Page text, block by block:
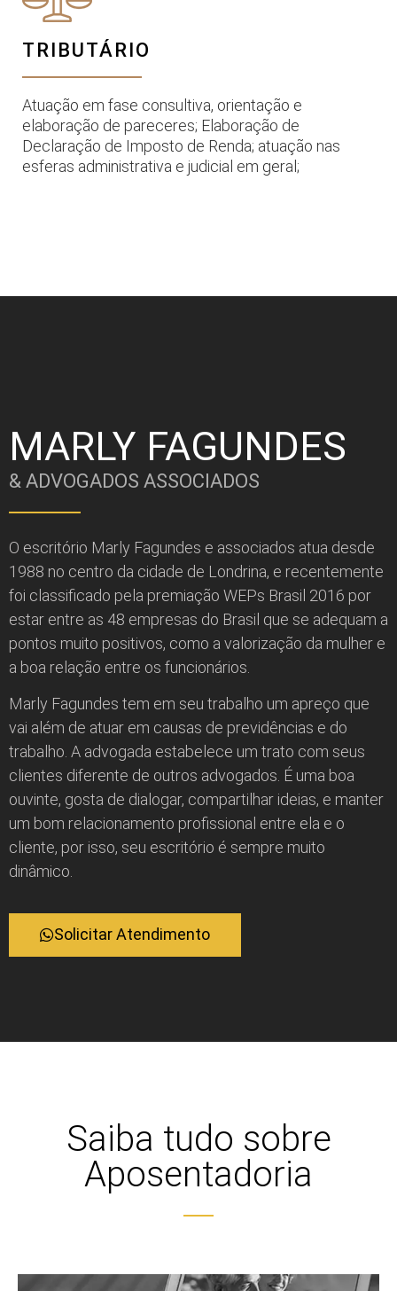
TRIBUTÁRIO
Atuação em fase consultiva, orientação e
elaboração de pareceres; Elaboração de
Declaração de Imposto de Renda; atuação nas
esferas administrativa e judicial em geral;
MARLY FAGUNDES
& ADVOGADOS ASSOCIADOS
O escritório Marly Fagundes e associados atua desde
1988 no centro da cidade de Londrina, e recentemente
foi classificado pela premiação WEPs Brasil 2016 por
estar entre as 48 empresas do Brasil que se adequam a
pontos muito positivos, como a valorização da mulher e
a boa relação entre os funcionários.
Marly Fagundes tem em seu trabalho um apreço que
vai além de atuar em causas de previdências e do
trabalho. A advogada estabelece um trato com seus
clientes diferente de outros advogados. É uma boa
ouvinte, gosta de dialogar, compartilhar ideias, e manter
um bom relacionamento profissional entre ela e o
cliente, por isso, seu escritório é sempre muito
dinâmico.
Solicitar Atendimento
Saiba tudo sobre
Aposentadoria